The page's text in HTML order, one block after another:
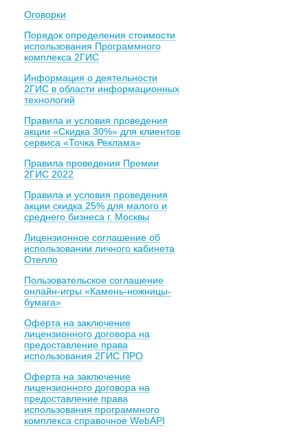
Оговорки
Порядок определения стоимости
использования Программного
комплекса 2ГИС
Информация о деятельности
2ГИС в области информационных
технологий
Правила и условия проведения
акции «Скидка 30%» для клиентов
сервиса «Точка Реклама»
Правила проведения Премии
2ГИС 2022
Правила и условия проведения
акции скидка 25% для малого и
среднего бизнеса г. Москвы
Лицензионное соглашение об
использовании личного кабинета
Отелло
Пользовательское соглашение
онлайн-игры «Камень-ножницы-
бумага»
Оферта на заключение
лицензионного договора на
предоставление права
использования 2ГИС ПРО
Оферта на заключение
лицензионного договора на
предоставление права
использования программного
комплекса справочное WebAPI